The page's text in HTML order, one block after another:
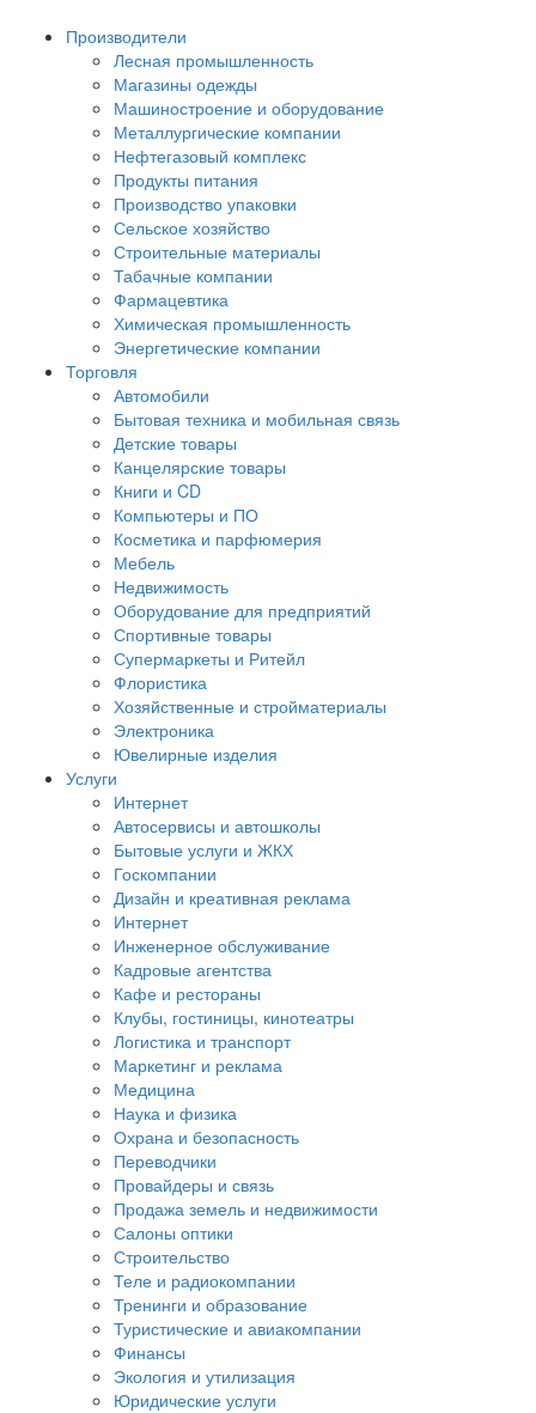
Производители
Лесная промышленность
Магазины одежды
Машиностроение и оборудование
Металлургические компании
Нефтегазовый комплекс
Продукты питания
Производство упаковки
Сельское хозяйство
Строительные материалы
Табачные компании
Фармацевтика
Химическая промышленность
Энергетические компании
Торговля
Автомобили
Бытовая техника и мобильная связь
Детские товары
Канцелярские товары
Книги и CD
Компьютеры и ПО
Косметика и парфюмерия
Мебель
Недвижимость
Оборудование для предприятий
Спортивные товары
Супермаркеты и Ритейл
Флористика
Хозяйственные и стройматериалы
Электроника
Ювелирные изделия
Услуги
Интернет
Автосервисы и автошколы
Бытовые услуги и ЖКХ
Госкомпании
Дизайн и креативная реклама
Интернет
Инженерное обслуживание
Кадровые агентства
Кафе и рестораны
Клубы, гостиницы, кинотеатры
Логистика и транспорт
Маркетинг и реклама
Медицина
Наука и физика
Охрана и безопасность
Переводчики
Провайдеры и связь
Продажа земель и недвижимости
Салоны оптики
Строительство
Теле и радиокомпании
Тренинги и образование
Туристические и авиакомпании
Финансы
Экология и утилизация
Юридические услуги